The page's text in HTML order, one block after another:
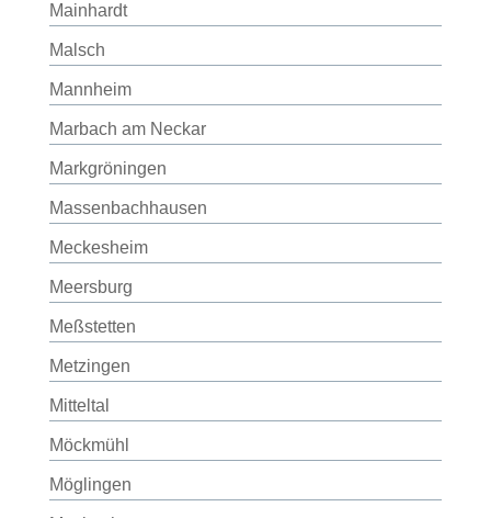
Mainhardt
Malsch
Mannheim
Marbach am Neckar
Markgröningen
Massenbachhausen
Meckesheim
Meersburg
Meßstetten
Metzingen
Mitteltal
Möckmühl
Möglingen